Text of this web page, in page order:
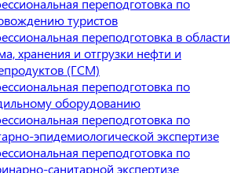
переподготовка по
туристов
переподготовка в области
хранения и отгрузки нефти и
(ГСМ)
переподготовка по
оборудованию
переподготовка по
эпидемиологической экспертизе
переподготовка по
санитарной экспертизе